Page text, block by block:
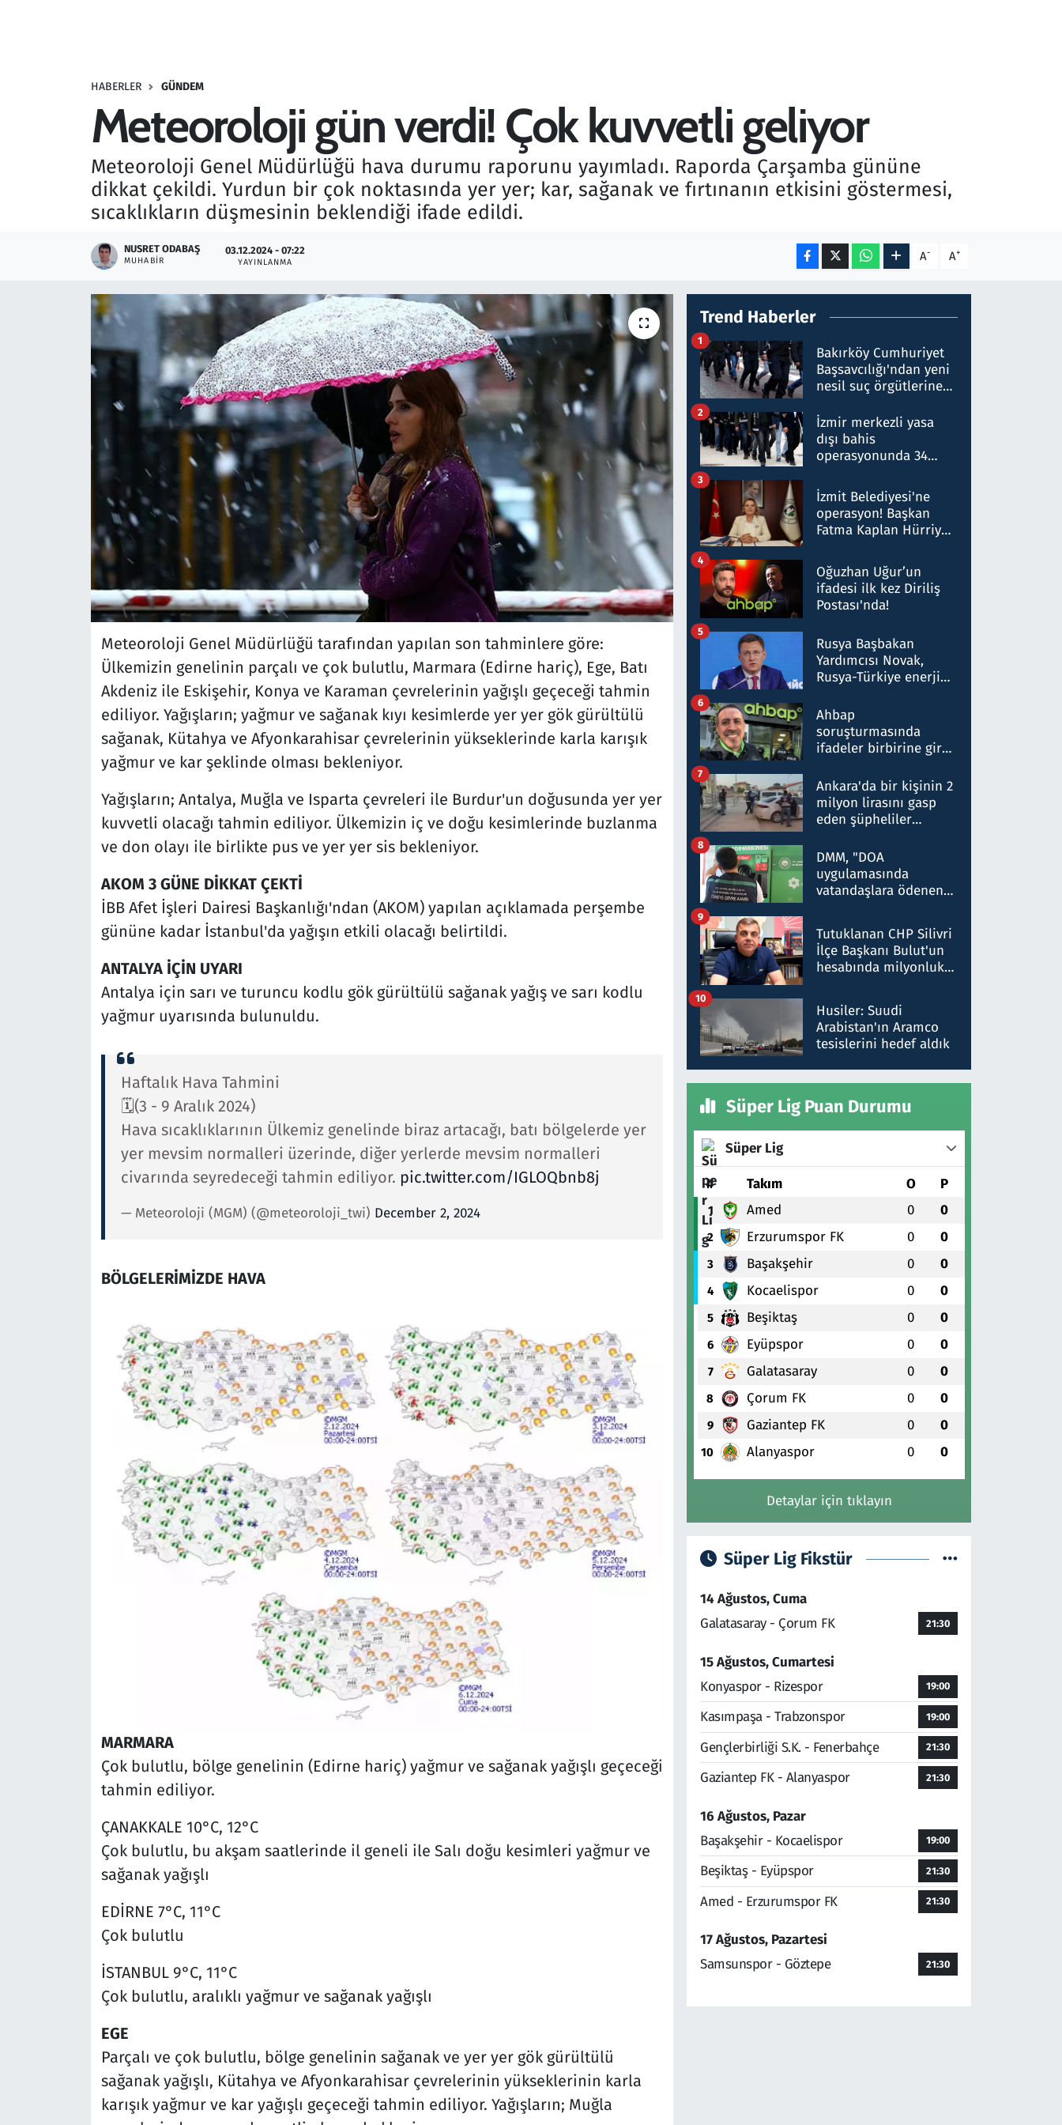
HABERLER GÜNDEM
Meteoroloji gün verdi! Çok kuvvetli geliyor
Meteoroloji Genel Müdürlüğü hava durumu raporunu yayımladı. Raporda Çarşamba gününe
dikkat çekildi. Yurdun bir çok noktasında yer yer; kar, sağanak ve fırtınanın etkisini göstermesi,
sıcaklıkların düşmesinin beklendiği ifade edildi.
NUSRET ODABAŞ
MUHABIR
03.12.2024 - 07:22
YAYINLANMA A- A+
Meteoroloji Genel Müdürlüğü tarafından yapılan son tahminlere göre:
Ülkemizin genelinin parçalı ve çok bulutlu, Marmara (Edirne hariç), Ege, Batı
Akdeniz ile Eskişehir, Konya ve Karaman çevrelerinin yağışlı geçeceği tahmin
ediliyor. Yağışların; yağmur ve sağanak kıyı kesimlerde yer yer gök gürültülü
sağanak, Kütahya ve Afyonkarahisar çevrelerinin yükseklerinde karla karışık
yağmur ve kar şeklinde olması bekleniyor.
Yağışların; Antalya, Muğla ve Isparta çevreleri ile Burdur'un doğusunda yer yer
kuvvetli olacağı tahmin ediliyor. Ülkemizin iç ve doğu kesimlerinde buzlanma
ve don olayı ile birlikte pus ve yer yer sis bekleniyor.
AKOM 3 GÜNE DİKKAT ÇEKTİ
İBB Afet İşleri Dairesi Başkanlığı'ndan (AKOM) yapılan açıklamada perşembe
gününe kadar İstanbul'da yağışın etkili olacağı belirtildi.
ANTALYA İÇİN UYARI
Antalya için sarı ve turuncu kodlu gök gürültülü sağanak yağış ve sarı kodlu
yağmur uyarısında bulunuldu.
Haftalık Hava Tahmini
🗓️(3 - 9 Aralık 2024)
Hava sıcaklıklarının Ülkemiz genelinde biraz artacağı, batı bölgelerde yer
yer mevsim normalleri üzerinde, diğer yerlerde mevsim normalleri
civarında seyredeceği tahmin ediliyor. pic.twitter.com/IGLOQbnb8j
— Meteoroloji (MGM) (@meteoroloji_twi) December 2, 2024
BÖLGELERİMİZDE HAVA
MARMARA
Çok bulutlu, bölge genelinin (Edirne hariç) yağmur ve sağanak yağışlı geçeceği
tahmin ediliyor.
ÇANAKKALE 10°C, 12°C
Çok bulutlu, bu akşam saatlerinde il geneli ile Salı doğu kesimleri yağmur ve
sağanak yağışlı
EDİRNE 7°C, 11°C
Çok bulutlu
İSTANBUL 9°C, 11°C
Çok bulutlu, aralıklı yağmur ve sağanak yağışlı
EGE
Parçalı ve çok bulutlu, bölge genelinin sağanak ve yer yer gök gürültülü
sağanak yağışlı, Kütahya ve Afyonkarahisar çevrelerinin yükseklerinin karla
karışık yağmur ve kar yağışlı geçeceği tahmin ediliyor. Yağışların; Muğla
Trend Haberler
Bakırköy Cumhuriyet
Başsavcılığı'ndan yeni
nesil suç örgütlerine
hakkında gözaltı kararı
1
İzmir merkezli yasa
dışı bahis
operasyonunda 34
Milyar liralık para
trafiği tespit edildi
2
İzmit Belediyesi'ne
operasyon! Başkan
Fatma Kaplan Hürriyet
3
Oğuzhan Uğur’un
ifadesi ilk kez Diriliş
Postası'nda!
4
Rusya Başbakan
Yardımcısı Novak,
Rusya-Türkiye enerji
nitelikte olduğunu
belirtti
5
Ahbap
soruşturmasında
ifadeler birbirine girdi:
ifadelerinden ortaya
çıkan tablo şok etti
6
Ankara'da bir kişinin 2
milyon lirasını gasp
eden şüpheliler
7
DMM, "DOA
uygulamasında
vatandaşlara ödenen
düşürüldüğü" iddiasını
yalanladı
8
Tutuklanan CHP Silivri
İlçe Başkanı Bulut'un
hesabında milyonluk
talimat verdi, ben
gönderdim
9
Husiler: Suudi
Arabistan'ın Aramco
tesislerini hedef aldık
10
Süper Lig Puan Durumu
Süper Lig
# Takım O P
1 Amed 0 0
2 Erzurumspor FK 0 0
3 Başakşehir 0 0
4 Kocaelispor 0 0
5 Beşiktaş 0 0
6 Eyüpspor 0 0
7 Galatasaray 0 0
8 Çorum FK 0 0
9 Gaziantep FK 0 0
10 Alanyaspor 0 0
Detaylar için tıklayın
Süper Lig Fikstür
14 Ağustos, Cuma
Galatasaray - Çorum FK
21:30
15 Ağustos, Cumartesi
Konyaspor - Rizespor
19:00
Kasımpaşa - Trabzonspor 19:00
Gençlerbirliği S.K. - Fenerbahçe 21:30
Gaziantep FK - Alanyaspor 21:30
16 Ağustos, Pazar
Başakşehir - Kocaelispor
19:00
Beşiktaş - Eyüpspor 21:30
Amed - Erzurumspor FK 21:30
17 Ağustos, Pazartesi
Samsunspor - Göztepe
21:30
Savunma Sanayi
Seçim 2023
Televizyon